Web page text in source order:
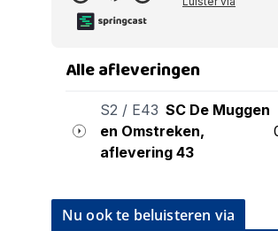
Nu ook te beluisteren via